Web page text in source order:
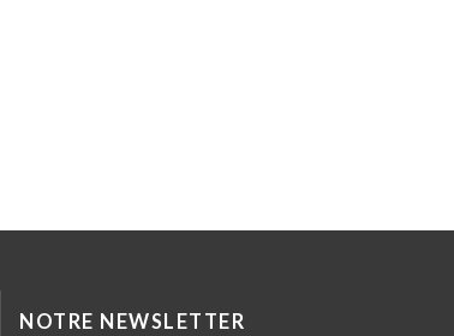
NOTRE NEWSLETTER